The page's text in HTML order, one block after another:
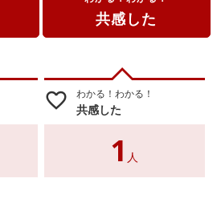
共感した
favorite_border わかる！わかる！
共感した
1 人